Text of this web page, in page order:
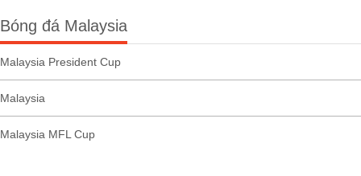
Bóng đá Malaysia
Malaysia President Cup
Malaysia
Malaysia MFL Cup